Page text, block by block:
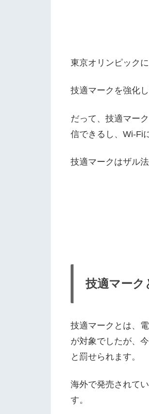
東京オリンピック
技適マークを強化
だって、技適マー
信できるし、Wi-Fi
技適マークはザル
技適マーク
技適マークとは、
が対象でしたが、
と罰せられます。
海外で発売されて
す。